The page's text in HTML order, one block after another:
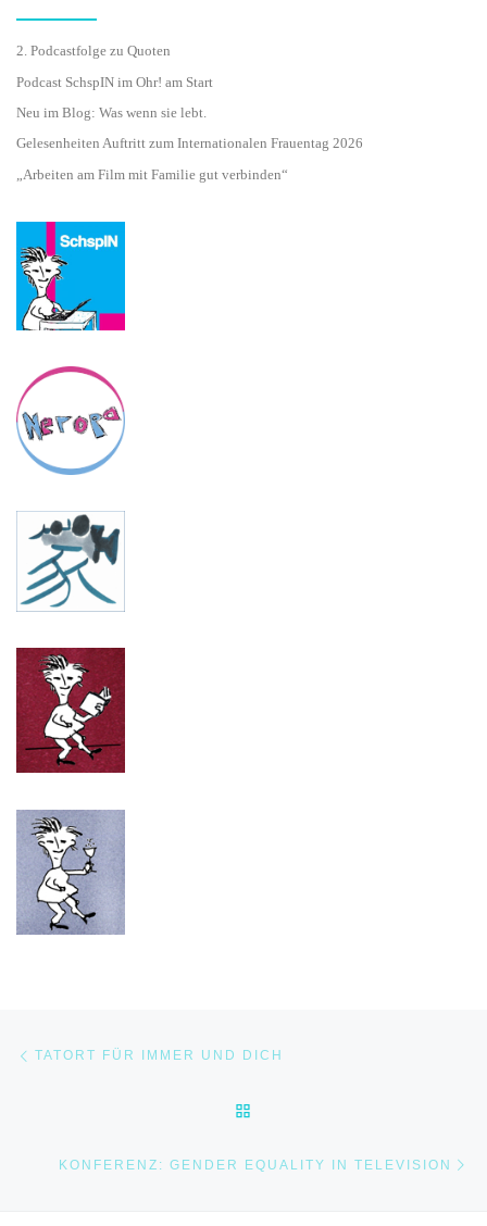
2. Podcastfolge zu Quoten
Podcast SchspIN im Ohr! am Start
Neu im Blog: Was wenn sie lebt.
Gelesenheiten Auftritt zum Internationalen Frauentag 2026
„Arbeiten am Film mit Familie gut verbinden“
Beitragsnavigation
TATORT FÜR IMMER UND DICH
KONFERENZ: GENDER EQUALITY IN TELEVISION